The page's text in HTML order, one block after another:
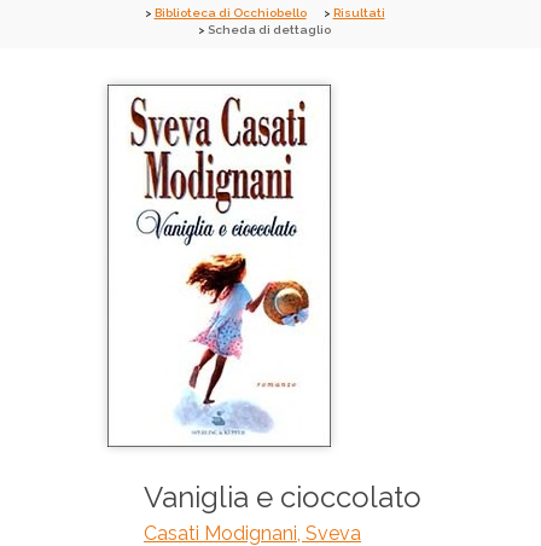
Biblioteca di Occhiobello
Risultati
Scheda di dettaglio
Vaniglia e cioccolato
Casati Modignani, Sveva